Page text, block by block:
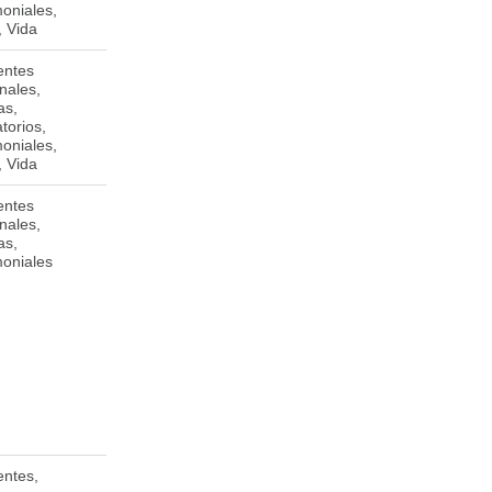
Vida
Vida